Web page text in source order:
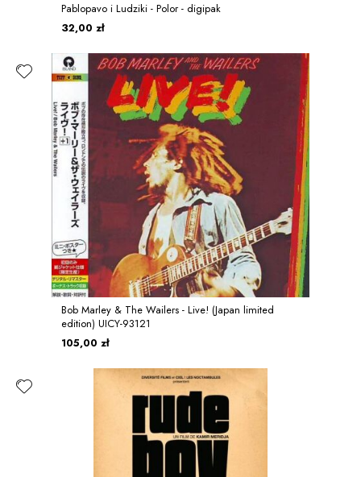
Pablopavo i Ludziki - Polor - digipak
32,00 zł
Bob Marley & The Wailers - Live! (Japan limited
edition) UICY-93121
105,00 zł